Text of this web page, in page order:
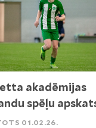
akadēmijas
spēļu
01.02.26.